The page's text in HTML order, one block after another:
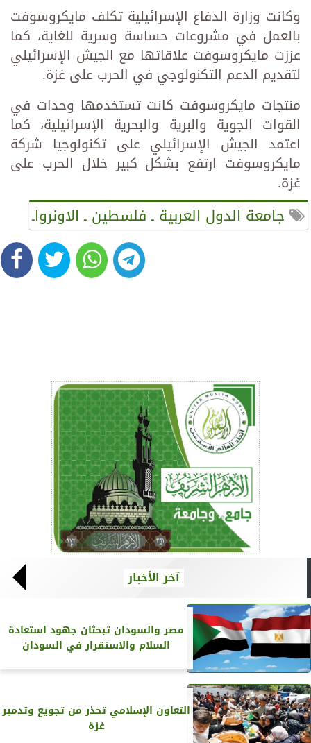
وكانت وزارة الدفاع الإسرائيلية تكلف مايكروسوفت
بالعمل في مشروعات حساسة وسرية للغاية، كما
عززت مايكروسوفت علاقاتها مع الجيش الإسرائيلي
لتقديم الدعم التكنولوجي في الحرب على غزة.
منتجات مايكروسوفت كانت تستخدمها وحدات في
القوات الجوية والبرية والبحرية الإسرائيلية، كما
اعتمد الجيش الإسرائيلي على تكنولوجيا شركة
مايكروسوفت ارتفع بشكل كبير خلال الحرب على
غزة.
جامعة الدول العربية ـ فلسطين ـ الاونرواـ
آخر الأخبار
مصر والسودان تبحثان جهود استعادة
السلام والاستقرار في السودان
التعاون الإسلامي تحذر من تجويع وتدمير
غزة